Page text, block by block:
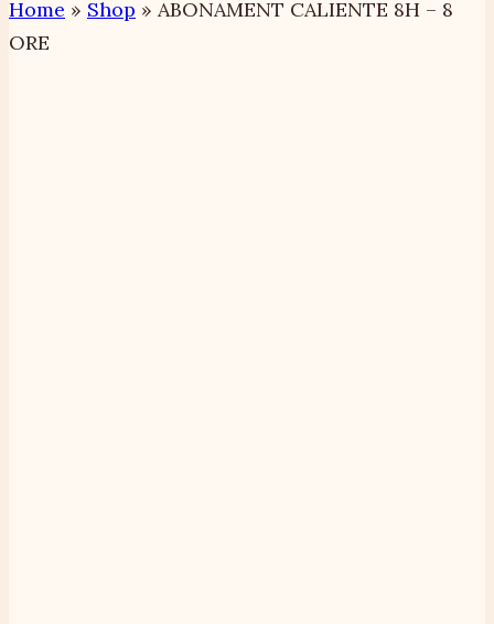
Home » Shop » ABONAMENT CALIENTE 8H – 8
ORE